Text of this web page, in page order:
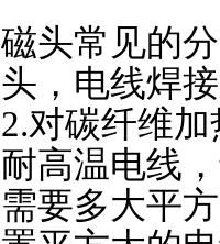
磁头常见的
头，电线焊
2.对碳纤维
耐高温电线
需要多大平